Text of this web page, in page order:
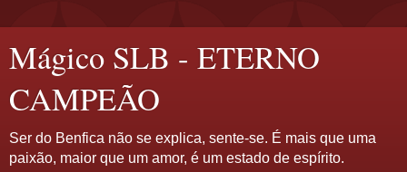
Mágico SLB - ETERNO
CAMPEÃO
Ser do Benfica não se explica, sente-se. É mais que uma
paixão, maior que um amor, é um estado de espírito.